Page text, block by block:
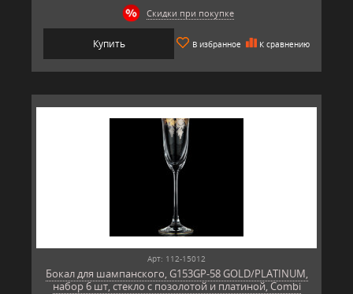
Скидки при покупке
Купить В избранное К сравнению
Арт: 112-15012
Бокал для шампанского, G153GP-58 GOLD/PLATINUM,
набор 6 шт, стекло с позолотой и платиной, Combi